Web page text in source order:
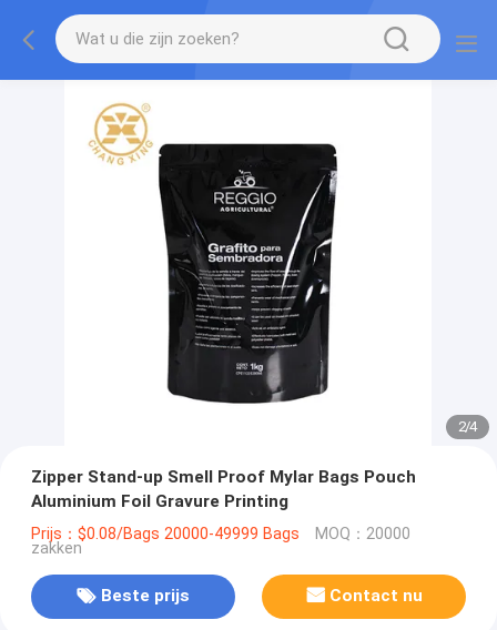
2/4
Zipper Stand-up Smell Proof Mylar Bags Pouch
Aluminium Foil Gravure Printing
Prijs：$0.08/Bags 20000-49999 Bags MOQ：20000
zakken
Beste prijs Contact nu